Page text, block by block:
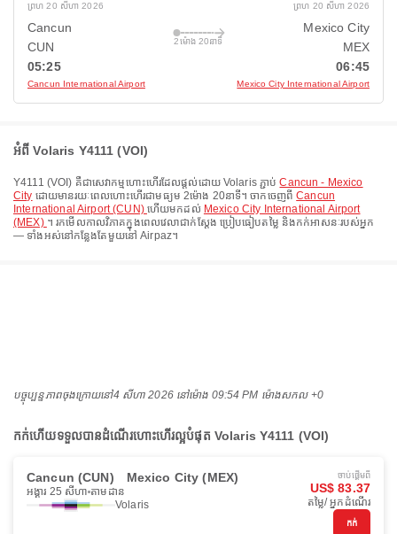
ព្រហ 20 សីហា 2026
Cancun
CUN
05:25
Cancun International Airport
2ម៉ោង 20នាទី
ព្រហ 20 សីហា 2026
Mexico City
MEX
06:45
Mexico City International Airport
អំពី Volaris Y4111 (VOI)
Y4111 (VOI) គឺជាសេវាកម្មហោះហើរដែលផ្តល់ដោយ Volarisភ្ជាប់Cancun - Mexico
City ដោយមានរយៈពេលហោះហើរជាមធ្យម 2ម៉ោង 20នាទី។ ចាកចេញពីCancun
International Airport (CUN) ហើយមកដល់ Mexico City International Airport
(MEX) ។ រកមើលកាលវិភាគក្នុងពេលវេលាជាក់ស្តែង ប្រៀបធៀបតម្លៃ និងកក់អាសនៈរបស់អ្នក
— ទាំងអស់នៅកន្លែងតែមួយនៅ Airpaz។
បច្ចុប្បន្នភាពចុងក្រោយនៅ4 សីហា 2026 នៅ​ម៉ោង 09:54 PM ម៉ោង​សកល +0
កក់ហើយទទួលបានដំណើរហោះហើរល្អបំផុត Volaris Y4111 (VOI)
Cancun (CUN) Mexico City (MEX)
អង្គារ 25 សីហា តាមដាន
Volaris
ចាប់ផ្ដើមពី
US$ 83.37
តម្លៃ/ អ្នកដំណើរ
កក់